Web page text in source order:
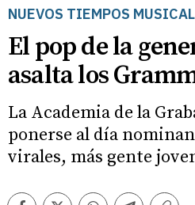
NUEVOS TIEMPOS
El pop de la
asalta los
La Academia de la
ponerse al día
virales, más gente